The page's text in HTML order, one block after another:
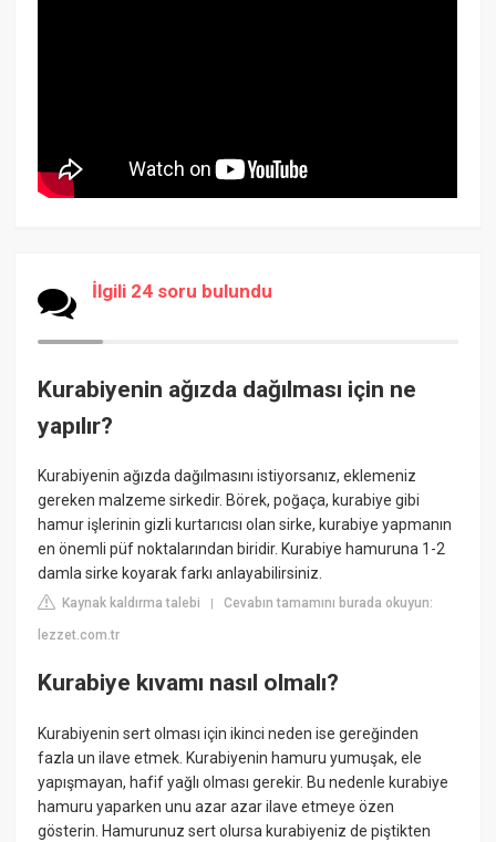
İlgili 24 soru bulundu
Kurabiyenin ağızda dağılması için ne
yapılır?
Kurabiyenin ağızda dağılmasını istiyorsanız, eklemeniz
gereken malzeme sirkedir. Börek, poğaça, kurabiye gibi
hamur işlerinin gizli kurtarıcısı olan sirke, kurabiye yapmanın
en önemli püf noktalarından biridir. Kurabiye hamuruna 1-2
damla sirke koyarak farkı anlayabilirsiniz.
Kaynak kaldırma talebi |Cevabın tamamını burada okuyun:
lezzet.com.tr
Kurabiye kıvamı nasıl olmalı?
Kurabiyenin sert olması için ikinci neden ise gereğinden
fazla un ilave etmek. Kurabiyenin hamuru yumuşak, ele
yapışmayan, hafif yağlı olması gerekir. Bu nedenle kurabiye
hamuru yaparken unu azar azar ilave etmeye özen
gösterin. Hamurunuz sert olursa kurabiyeniz de piştikten